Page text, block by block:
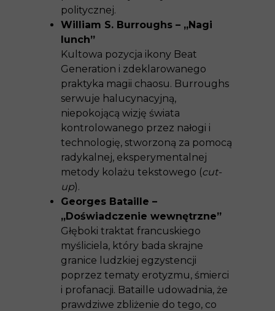
politycznej.
William S. Burroughs – „Nagi
lunch”
Kultowa pozycja ikony Beat
Generation i zdeklarowanego
praktyka magii chaosu. Burroughs
serwuje halucynacyjną,
niepokojącą wizję świata
kontrolowanego przez nałogi i
technologię, stworzoną za pomocą
radykalnej, eksperymentalnej
metody kolażu tekstowego (cut-
up).
Georges Bataille –
„Doświadczenie wewnętrzne”
Głęboki traktat francuskiego
myśliciela, który bada skrajne
granice ludzkiej egzystencji
poprzez tematy erotyzmu, śmierci
i profanacji. Bataille udowadnia, że
prawdziwe zbliżenie do tego, co